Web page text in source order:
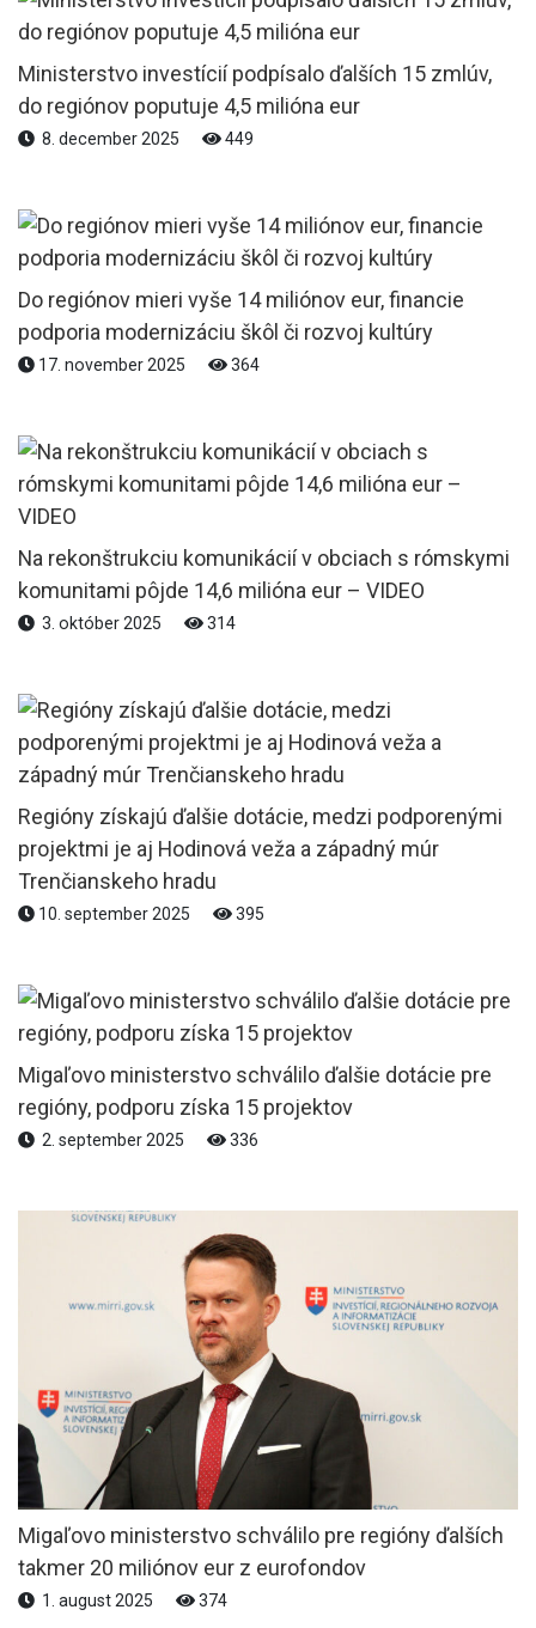
Ministerstvo investícií podpísalo ďalších 15 zmlúv,
do regiónov poputuje 4,5 milióna eur
8. december 2025 449
Do regiónov mieri vyše 14 miliónov eur, financie
podporia modernizáciu škôl či rozvoj kultúry
17. november 2025 364
Na rekonštrukciu komunikácií v obciach s rómskymi
komunitami pôjde 14,6 milióna eur – VIDEO
3. október 2025 314
Regióny získajú ďalšie dotácie, medzi podporenými
projektmi je aj Hodinová veža a západný múr
Trenčianskeho hradu
10. september 2025 395
Migaľovo ministerstvo schválilo ďalšie dotácie pre
regióny, podporu získa 15 projektov
2. september 2025 336
Migaľovo ministerstvo schválilo pre regióny ďalších
takmer 20 miliónov eur z eurofondov
1. august 2025 374